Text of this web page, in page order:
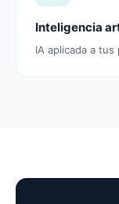
Inteligencia
IA aplicada a